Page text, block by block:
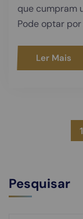
que cumpram
Pode optar
Ler Mais
1
Pesquisar